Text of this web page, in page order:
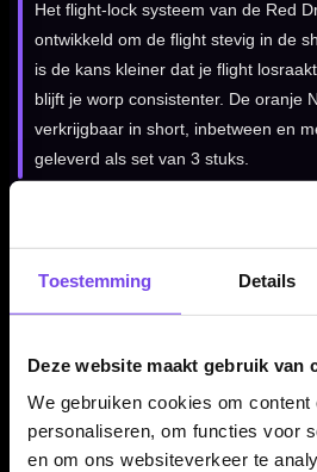
Toestemming Details
Deze website maakt gebruik van
We gebruiken cookies om content
personaliseren, om functies voor
en om ons websiteverkeer te
Het flight-lock systeem van de Red
ontwikkeld om de flight stevig in de
is de kans kleiner dat je flight
blijft je worp consistenter. De oranje
verkrijgbaar in short, inbetween en
geleverd als set van 3 stuks.
Kenmerken van de Red Dragon
Dart shafts van Red Dragon Darts
✓ Nitrotech serie met moderne
Voorzien van aluminium flight-
✓ Helpt de flight stevig op de
✓ Helpt schade bij Robin Hoods te